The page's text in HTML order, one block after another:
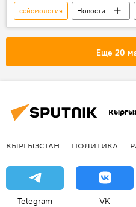
сейсмология Новости
Кыргызстан
Еще 20
КЫРГЫЗСТАН ПОЛИТИКА
Telegram VK